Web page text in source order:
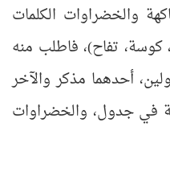
والخضراوات الكلمات
كوسة، تفاح)، فاطلب منه
أحدهما مذكر والآخر
في جدول، والخضراوات